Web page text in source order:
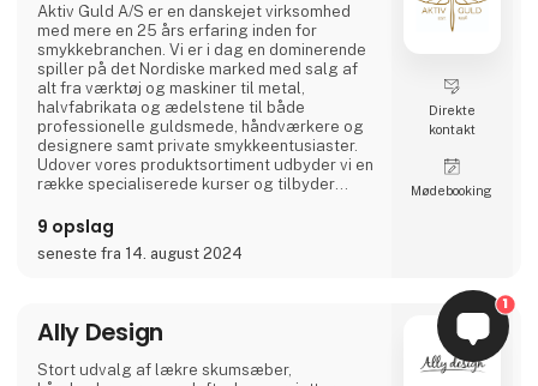
opfylder de h
Aktiv Guld A/S er en danskejet virksomhed
med mere en 25 års erfaring inden for
smykkebranchen. Vi er i dag en dominerende
spiller på det Nordiske marked med salg af
alt fra værktøj og maskiner til metal,
halvfabrikata og ædelstene til både
professionelle guldsmede, håndværkere og
designere samt private smykkeentusiaster.
Udover vores produktsortiment udbyder vi en
række specialiserede kurser og tilbyder
servicecenter eller hos vores internationale
samarbejdspartnere.
kvalitet, stor faglig
9 opslag
seneste fra 14. august 2024
Direkte
kontakt
Møde­booking
Ally Design
Stort udvalg af lækre skumsæber,
1